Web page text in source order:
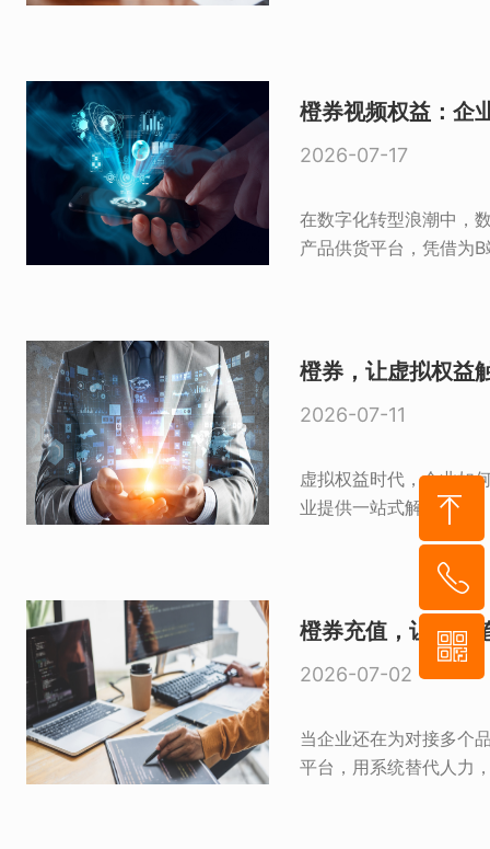
橙券视频权益：企
2026-07-17
在数字化转型浪潮中，
产品供货平台，凭借为
橙券，让虚拟权益
2026-07-11
虚拟权益时代，企业如
橙券充值，让每一
2026-07-02
当企业还在为对接多个
到顶部
55-8952-5